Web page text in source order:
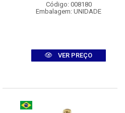
Código: 008180
Embalagem: UNIDADE
VER PREÇO